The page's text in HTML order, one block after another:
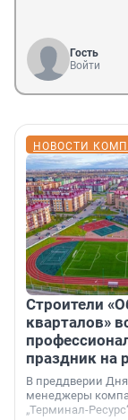
Гость
Войти
НОВОСТИ
Строители
кварталов»
праздник на
В преддверии Дня
менеджеры
„Терминал-